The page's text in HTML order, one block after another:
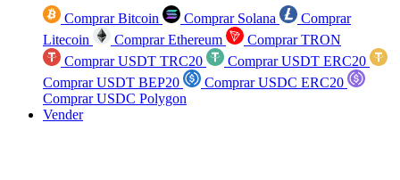
Comprar Bitcoin Comprar Solana
Comprar
Litecoin
Comprar Ethereum
Comprar TRON
Comprar USDT TRC20
Comprar USDT ERC20
Comprar USDT BEP20
Comprar USDC ERC20
Comprar USDC Polygon
Vender